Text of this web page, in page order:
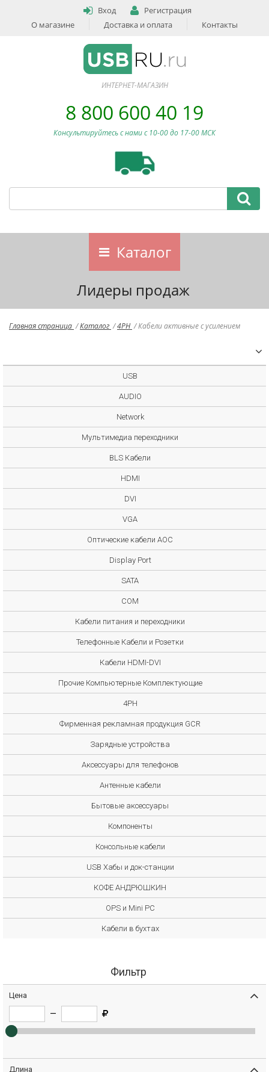
Вход
Регистрация
О магазине
Доставка и оплата Контакты
ИНТЕРНЕТ-МАГАЗИН
8 800 600 40 19
Консультируйтесь с нами c 10-00 до 17-00 МСК
Каталог
Лидеры продаж
Главная страница /Каталог /4PH /Кабели активные с усилением
USB
AUDIO
Network
Мультимедиа переходники
BLS Кабели
HDMI
DVI
VGA
Оптические кабели AOC
Display Port
SATA
COM
Кабели питания и переходники
Телефонные Кабели и Розетки
Кабели HDMI-DVI
Прочие Компьютерные Комплектующие
4PH
Фирменная рекламная продукция GCR
Зарядные устройства
Аксессуары для телефонов
Антенные кабели
Бытовые аксессуары
Компоненты
Консольные кабели
USB Хабы и док-станции
КОФЕ АНДРЮШКИН
OPS и Mini PC
Кабели в бухтах
Фильтр
Цена
—
Длина